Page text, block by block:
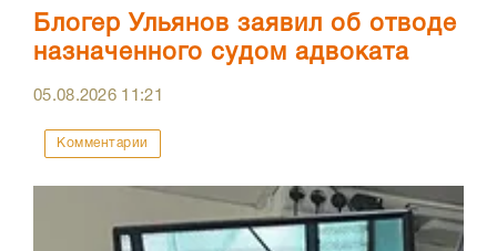
Блогер Ульянов заявил об отводе
назначенного судом адвоката
05.08.2026 11:21
Комментарии